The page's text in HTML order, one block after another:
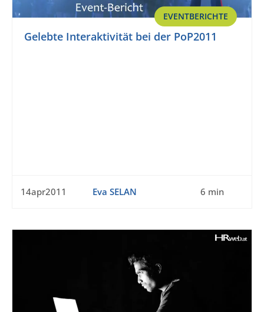
EVENTBERICHTE
Gelebte Interaktivität bei der PoP2011
14apr2011 Eva SELAN 6 min